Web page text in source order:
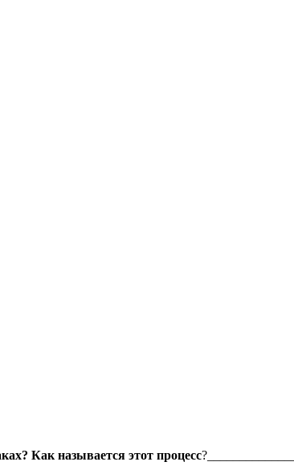
Как называется этот процесс